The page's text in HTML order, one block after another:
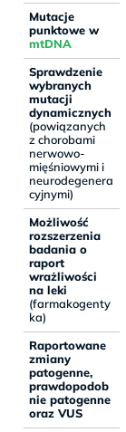
Mutacje
punktowe w
mtDNA
Sprawdzenie
wybranych
mutacji
dynamicznych
(powiązanych
z chorobami
nerwowo-
mięśniowymi i
neurodegenera
cyjnymi)
Możliwość
rozszerzenia
badania o
raport
wrażliwości
na leki
(farmakogenty
ka)
Raportowane
zmiany
patogenne,
prawdopodob
nie patogenne
oraz VUS